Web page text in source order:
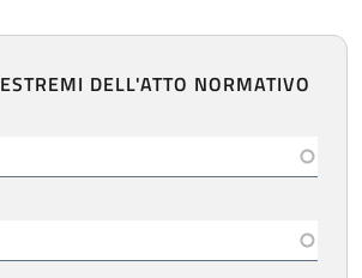
DELL'ATTO NORMATIVO